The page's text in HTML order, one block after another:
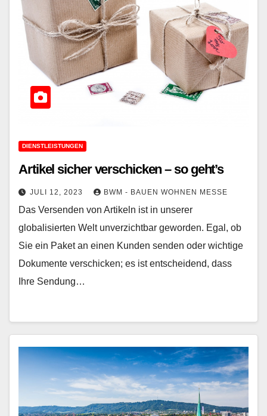
DIENSTLEISTUNGEN
Artikel sicher verschicken – so geht’s
JULI 12, 2023 BWM - BAUEN WOHNEN MESSE
Das Versenden von Artikeln ist in unserer
globalisierten Welt unverzichtbar geworden. Egal, ob
Sie ein Paket an einen Kunden senden oder wichtige
Dokumente verschicken; es ist entscheidend, dass
Ihre Sendung…